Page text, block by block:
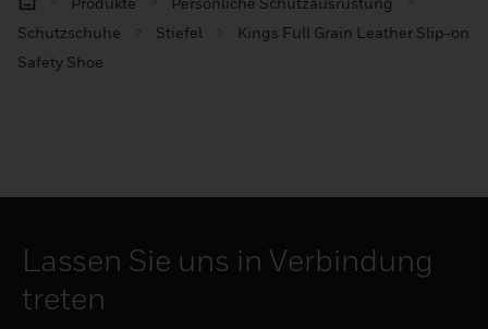
Schutzschuhe
Stiefel
Kings Full Grain Leather Slip-on
Safety Shoe
Lassen Sie uns in Verbindung
treten